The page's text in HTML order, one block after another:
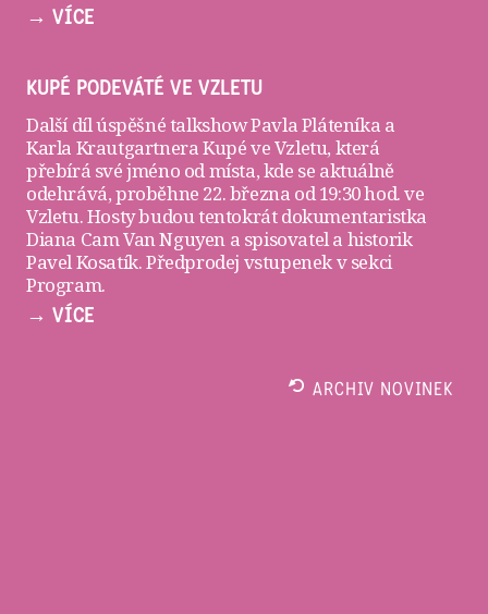
→ VÍCE
KUPÉ PODEVÁTÉ VE VZLETU
Další díl úspěšné talkshow Pavla Pláteníka a
Karla KrautgartneraKupé ve Vzletu, která
přebírá své jméno od místa, kde se aktuálně
odehrává, proběhne 22. března od 19:30 hod. ve
Vzletu. Hosty budou tentokrát dokumentaristka
Diana Cam Van Nguyen a spisovatel a historik
Pavel Kosatík. Předprodej vstupenek v sekci
Program.
→ VÍCE
ARCHIV NOVINEK